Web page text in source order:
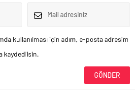
kullanılması için adım, e-posta adresim
kaydedilsin.